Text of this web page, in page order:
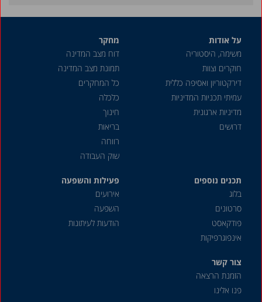
על אודות
משימה, היסטוריה
חוקרים וצוות
דירקטוריון ואסיפה כללית
עמיתי תכניות המדיניות
מדיניות ארגונית
דרושים
מחקר
דוח מצב המדינה
תמונת מצב המדינה
כל המחקרים
כלכלה
חינוך
בריאות
רווחה
שוק העבודה
תכנים נוספים
בלוג
סרטונים
פודקאסט
אינפוגרפיקות
פעילות והשפעה
אירועים
השפעה
הודעות לעיתונות
צור קשר
הזמנת הרצאה
פנו אלינו